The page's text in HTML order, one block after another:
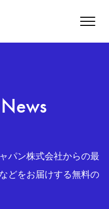
Toggle
パン株式会社からの最
どをお届けする無料の